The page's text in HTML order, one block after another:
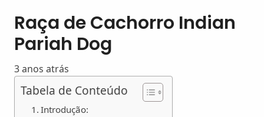
Raça de Cachorro Indian
Pariah Dog
3 anos atrás
Tabela de Conteúdo
Introdução: